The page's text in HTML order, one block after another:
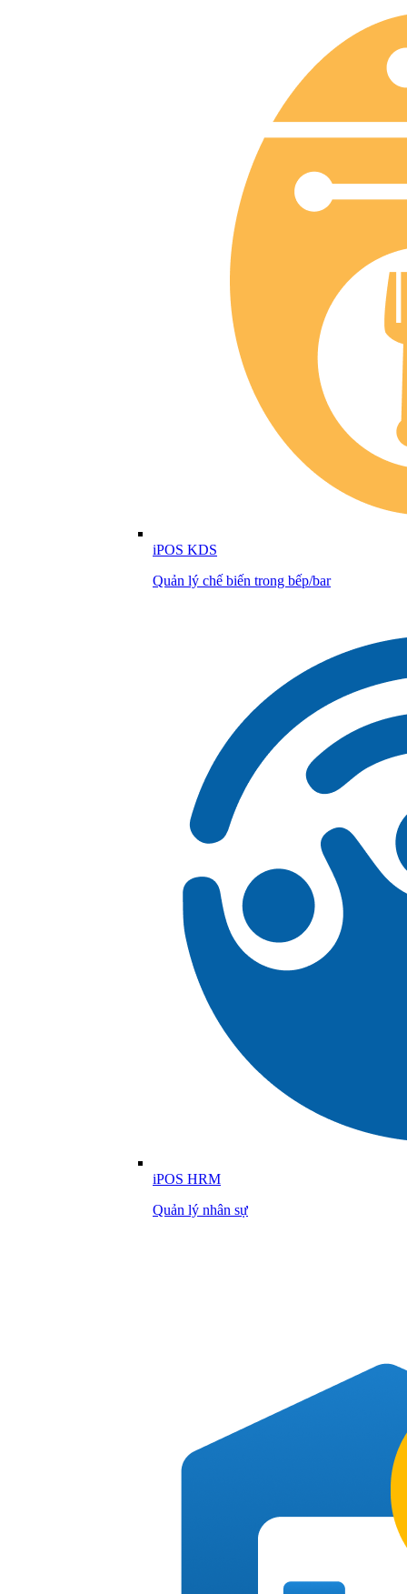
iPOS KDS
Quản lý chế biến trong bếp/bar
iPOS HRM
Quản lý nhân sự